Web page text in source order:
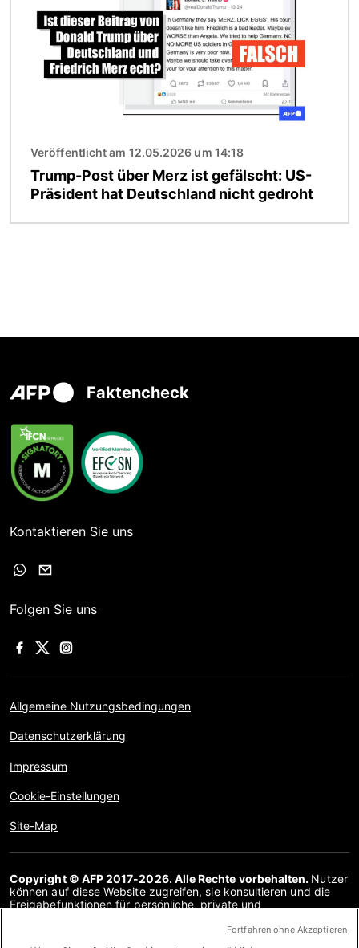
Veröffentlicht am 12.05.2026 um 14:18
Trump-Post über Merz ist gefälscht: US-
Präsident hat Deutschland nicht gedroht
Faktencheck
Kontaktieren Sie uns
Folgen Sie uns
Allgemeine Nutzungsbedingungen
Datenschutzerklärung
Impressum
Cookie-Einstellungen
Site-Map
Copyright © AFP 2017-2026. Alle Rechte vorbehalten. Nutzer
können auf diese Website zugreifen, sie konsultieren und die
Freigabefunktionen für persönliche, private und
insbesondere jegliche Vervielfältigung, Kommunikation mit der
Fortfahren ohne Akzeptieren